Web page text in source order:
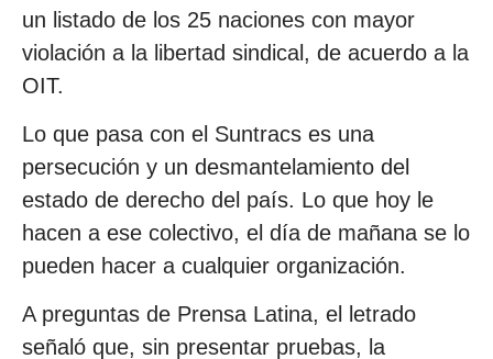
un listado de los 25 naciones con mayor
violación a la libertad sindical, de acuerdo a la
OIT.
Lo que pasa con el Suntracs es una
persecución y un desmantelamiento del
estado de derecho del país. Lo que hoy le
hacen a ese colectivo, el día de mañana se lo
pueden hacer a cualquier organización.
A preguntas de Prensa Latina, el letrado
señaló que, sin presentar pruebas, la